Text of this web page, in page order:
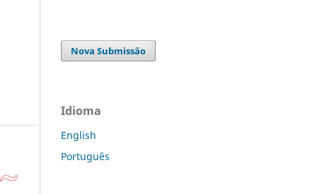
Nova Submissão
Idioma
English
Português